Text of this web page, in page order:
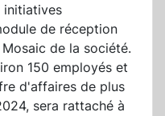
initiatives
de réception
de la société.
150 employés et
d'affaires de plus
sera rattaché à